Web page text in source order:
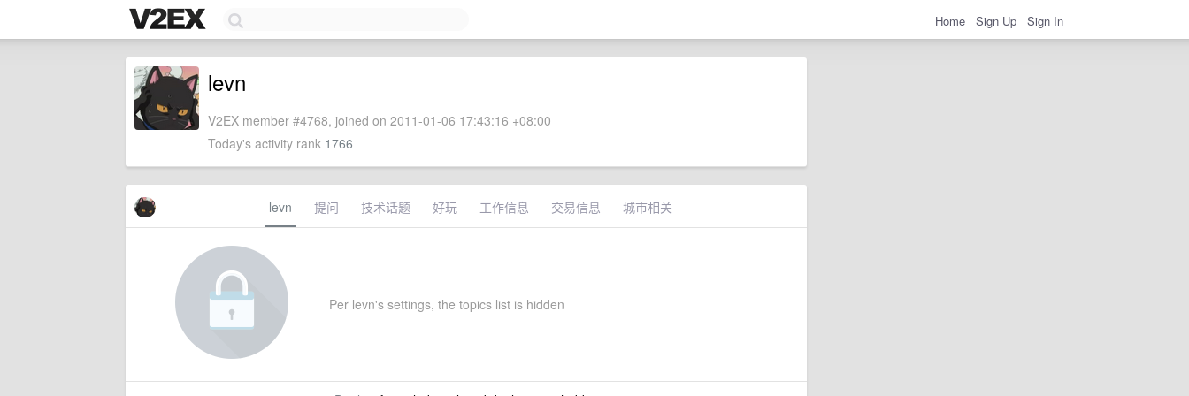
Home Sign Up Sign In
levn
V2EX member #4768, joined on 2011-01-06 17:43:16 +08:00
Today's activity rank 1766
levn 提问 技术话题 好玩 工作信息 交易信息 城市相关
Per levn's settings, the topics list is hidden